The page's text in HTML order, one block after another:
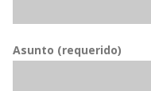
Asunto (requerido)